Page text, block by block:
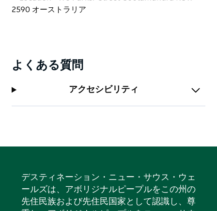
よくある質問
アクセシビリティ
デスティネーション・ニュー・サウス・ウェ
ールズは、アボリジナルピープルをこの州の
先住民族および先住民国家として認識し、尊